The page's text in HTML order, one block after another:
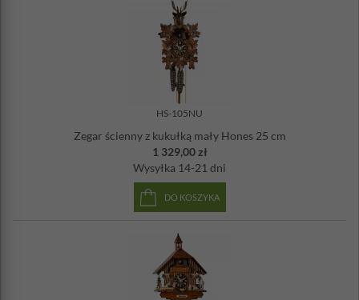
Wyprodukowany w Niemczech
Posiada certyfikat pochodzenia z regionu Schwarzwald
Część elementów zegara do samodzielnego montażu
UWAGA: Zegar dostępny jest na indywidualne zamówienie.
Prosimy o kontakt z nami w celu potwierdzenia terminu dostawy.
HS-105NU
Zegar ścienny z kukułką mały Hones 25 cm
1 329,00 zł
Wysyłka 14-21 dni
DO KOSZYKA